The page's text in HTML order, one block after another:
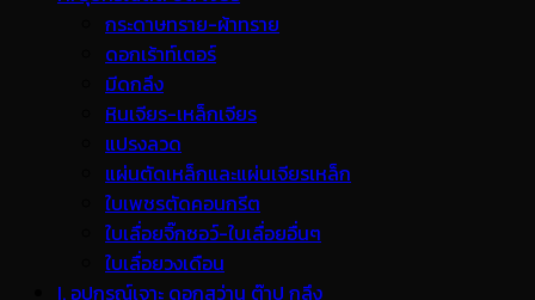
กระดาษทราย-ผ้าทราย
ดอกเร้าท์เตอร์
มีดกลึง
หินเจียร-เหล็กเจียร
แปรงลวด
แผ่นตัดเหล็กและแผ่นเจียรเหล็ก
ใบเพชรตัดคอนกรีต
ใบเลื่อยจิ๊กซอว์-ใบเลื่อยอื่นๆ
ใบเลื่อยวงเดือน
I. อุปกรณ์เจาะ ดอกสว่าน ต๊าป กลึง